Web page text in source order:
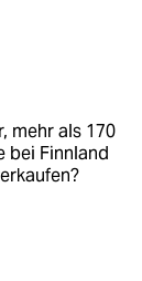
mehr als 170
bei Finnland